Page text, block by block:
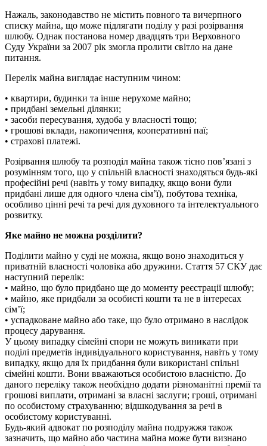
Нажаль, законодавство не містить повного та вичерпного
списку майна, що може підлягати поділу у разі розірвання
шлюбу. Однак постанова номер двадцять три Верховного
Суду України за 2007 рік змогла пролити світло на дане
питання.
Перелік майна виглядає наступним чином:
• квартири, будинки та інше нерухоме майно;
• придбані земельні ділянки;
• засоби пересування, худоба у власності тощо;
• грошові вклади, накопичення, кооперативні паї;
• страхові платежі.
Розірвання шлюбу та розподіл майна також тісно пов’язані з
розумінням того, що у спільній власності знаходяться будь-які
професійні речі (навіть у тому випадку, якщо вони були
придбані лише для одного члена сім’ї), побутова техніка,
особливо цінні речі та речі для духовного та інтелектуального
розвитку.
Яке майно не можна розділити?
Поділити майно у суді не можна, якщо воно знаходиться у
приватній власності чоловіка або дружини. Стаття 57 СКУ дає
наступний перелік:
• майно, що було придбано ще до моменту реєстрації шлюбу;
• майно, яке придбали за особисті кошти та не в інтересах
сім’ї;
• успадковане майно або таке, що було отримано в наслідок
процесу дарування.
У цьому випадку сімейні спори не можуть виникати при
поділі предметів індивідуального користування, навіть у тому
випадку, якщо для їх придбання були використані спільні
сімейні кошти. Вони вважаються особистою власністю. До
даного переліку також необхідно додати різноманітні премії та
грошові виплати, отримані за власні заслуги; гроші, отримані
по особистому страхуванню; відшкодування за речі в
особистому користуванні.
Будь-який адвокат по розподілу майна подружжя також
зазначить, що майно або частина майна може бути визнано